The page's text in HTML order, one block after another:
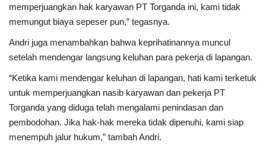
memperjuangkan hak karyawan PT Torganda ini, kami tidak
memungut biaya sepeser pun,” tegasnya.
Andri juga menambahkan bahwa keprihatinannya muncul
setelah mendengar langsung keluhan para pekerja di lapangan.
“Ketika kami mendengar keluhan di lapangan, hati kami terketuk
untuk memperjuangkan nasib karyawan dan pekerja PT
Torganda yang diduga telah mengalami penindasan dan
pembodohan. Jika hak-hak mereka tidak dipenuhi, kami siap
menempuh jalur hukum,” tambah Andri.